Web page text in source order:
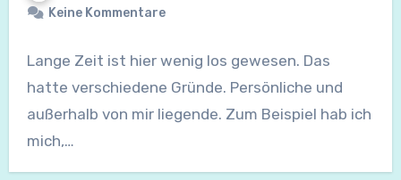
Keine Kommentare
Lange Zeit ist hier wenig los gewesen. Das
hatte verschiedene Gründe. Persönliche und
außerhalb von mir liegende. Zum Beispiel hab ich
mich,…